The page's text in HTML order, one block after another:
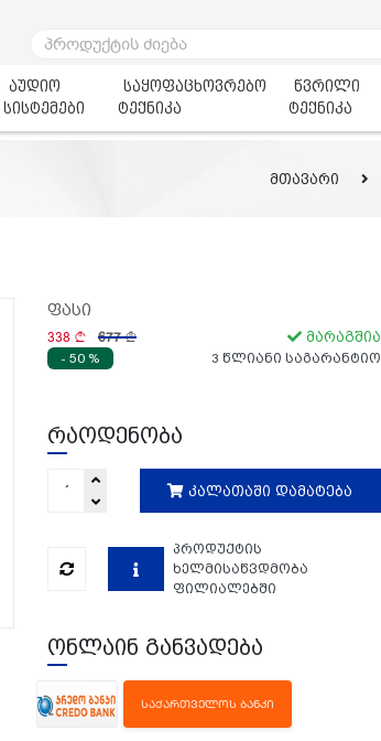
აუდიო
სისტემები
საყოფაცხოვრებო
ტექნიკა
წვრილი
ტექნიკა
მთავარი
ფასი
338 677 მარაგშია
- 50 % 3 წლიანი საგარანტიო
რაოდენობა
კალათაში დამატება
პროდუქტის
ხელმისაწვდმობა
ფილიალებში
ონლაინ განვადება
ᲡᲐᲥᲐᲠᲗᲕᲔᲚᲝᲡ ᲑᲐᲜᲙᲘ